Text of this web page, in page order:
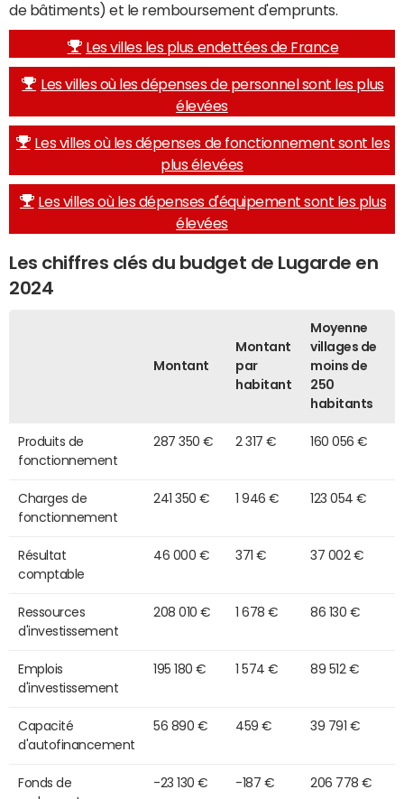
de bâtiments) et le remboursement d'emprunts.
Les villes les plus endettées de France
Les villes où les dépenses de personnel sont les plus
élevées
Les villes où les dépenses de fonctionnement sont les
plus élevées
Les villes où les dépenses d'équipement sont les plus
élevées
Les chiffres clés du budget de Lugarde en
2024
Montant
Montant
par
habitant
Moyenne
villages de
moins de
250
habitants
Produits de
fonctionnement
287 350 € 2 317 € 160 056 €
Charges de
fonctionnement
241 350 € 1 946 € 123 054 €
Résultat
comptable
46 000 € 371 € 37 002 €
Ressources
d'investissement
208 010 € 1 678 € 86 130 €
Emplois
d'investissement
195 180 € 1 574 € 89 512 €
Capacité
d'autofinancement
56 890 € 459 € 39 791 €
Fonds de
-23 130 € -187 € 206 778 €